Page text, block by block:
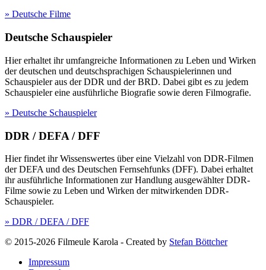
» Deutsche Filme
Deutsche Schauspieler
Hier erhaltet ihr umfangreiche Informationen zu Leben und Wirken
der deutschen und deutschsprachigen Schauspielerinnen und
Schauspieler aus der DDR und der BRD. Dabei gibt es zu jedem
Schauspieler eine ausführliche Biografie sowie deren Filmografie.
» Deutsche Schauspieler
DDR / DEFA / DFF
Hier findet ihr Wissenswertes über eine Vielzahl von DDR-Filmen
der DEFA und des Deutschen Fernsehfunks (DFF). Dabei erhaltet
ihr ausführliche Informationen zur Handlung ausgewählter DDR-
Filme sowie zu Leben und Wirken der mitwirkenden DDR-
Schauspieler.
» DDR / DEFA / DFF
© 2015-2026 Filmeule Karola - Created by Stefan Böttcher
Impressum